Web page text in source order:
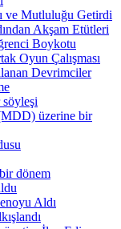
ve Mutluluğu Getirdi
Akşam Etütleri
Boykotu
Oyun Çalışması
Devrimciler
üzerine bir
dönem
Aldı